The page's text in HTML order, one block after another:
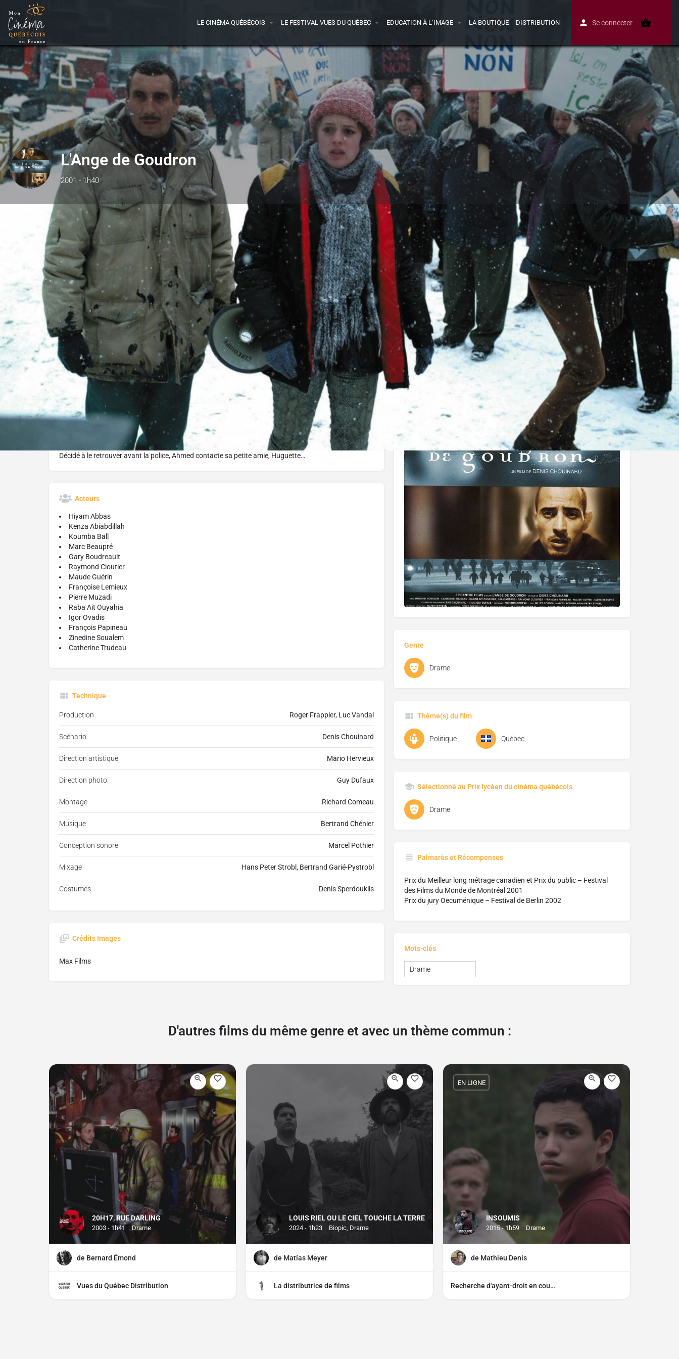
LE CINÉMA QUÉBÉCOIS LE FESTIVAL VUES DU QUÉBEC EDUCATION À L’IMAGE LA BOUTIQUE DISTRIBUTION Se connecter
L'Ange de Goudron
2001 - 1h40
Détails Bande-annonce Presse Avis
Donnez votre avis Partagez
Réalisé par :
Denis Chouinard
L'histoire
Il y a plus de trois ans qu’Ahmed Kasmi et sa famille ont fui l’Algérie au bord de la guerre civile pour
venir s’installer à Montréal, où ils sont sur le point d’obtenir la citoyenneté canadienne. Ahmed trime
comme ouvrier goudronneur pour faire vivre les siens : son épouse Naïma, enceinte de leur troisième
enfant, sa fille Djamila et son fils aîné Hafid, 19 ans. Mais il découvre un jour que ce dernier est
membre d’un groupe d’activistes, qui tente entre autres de s’opposer aux expulsions des réfugiés
sans papiers. Après avoir saboté les ordinateurs des services de l’immigration, Hafid est en fuite.
Décidé à le retrouver avant la police, Ahmed contacte sa petite amie, Huguette…
Acteurs
Hiyam Abbas
Kenza Abiabdillah
Koumba Ball
Marc Beaupré
Gary Boudreault
Raymond Cloutier
Maude Guérin
Françoise Lemieux
Pierre Muzadi
Raba Ait Ouyahia
Igor Ovadis
François Papineau
Zinedine Soualem
Catherine Trudeau
Technique
Production Roger Frappier, Luc Vandal
Scénario Denis Chouinard
Direction artistique Mario Hervieux
Direction photo Guy Dufaux
Montage Richard Comeau
Musique Bertrand Chénier
Conception sonore Marcel Pothier
Mixage Hans Peter Strobl, Bertrand Garié-Pystrobl
Costumes Denis Sperdouklis
Crédits Images
Max Films
Affiche
Genre
Drame
Thème(s) du film
Politique Québec
Sélectionné au Prix lycéen du cinéma québécois
Drame
Palmarès et Récompenses
Prix du Meilleur long métrage canadien et Prix du public – Festival
des Films du Monde de Montréal 2001
Prix du jury Oecuménique – Festival de Berlin 2002
Mots-clés
Drame
D'autres films du même genre et avec un thème commun :
20H17, RUE DARLING
2003 - 1h41 Drame
de Bernard Émond
Vues du Québec Distribution
LOUIS RIEL OU LE CIEL TOUCHE LA TERRE
2024 - 1h23 Biopic, Drame
de Matías Meyer
La distributrice de films
INSOUMIS
2015 - 1h59 Drame
EN LIGNE
de Mathieu Denis
Recherche d'ayant-droit en cours